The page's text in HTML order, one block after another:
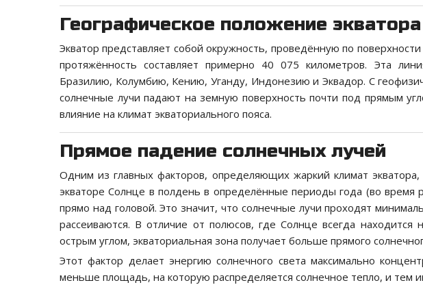
Географическое положение экватора
Экватор представляет собой окружность, проведённую по
протяжённость составляет примерно 40 075 километров. Эта
Бразилию, Колумбию, Кению, Уганду, Индонезию и Эквадор. С
солнечные лучи падают на земную поверхность почти под прямым
влияние на климат экваториального пояса.
Прямое падение солнечных лучей
Одним из главных факторов, определяющих жаркий климат экватора,
экваторе Солнце в полдень в определённые периоды года (во время
прямо над головой. Это значит, что солнечные лучи проходят
рассеиваются. В отличие от полюсов, где Солнце всегда находится
острым углом, экваториальная зона получает больше прямого
Этот фактор делает энергию солнечного света максимально
меньше площадь, на которую распределяется солнечное тепло, и тем